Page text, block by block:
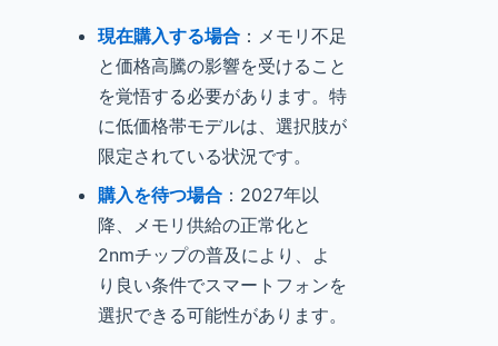
現在購入する場合 ：メモリ不足
と価格高騰の影響を受けること
を覚悟する必要があります。特
に低価格帯モデルは、選択肢が
限定されている状況です。
購入を待つ場合 ：2027年以
降、メモリ供給の正常化と
2nmチップの普及により、よ
り良い条件でスマートフォンを
選択できる可能性があります。